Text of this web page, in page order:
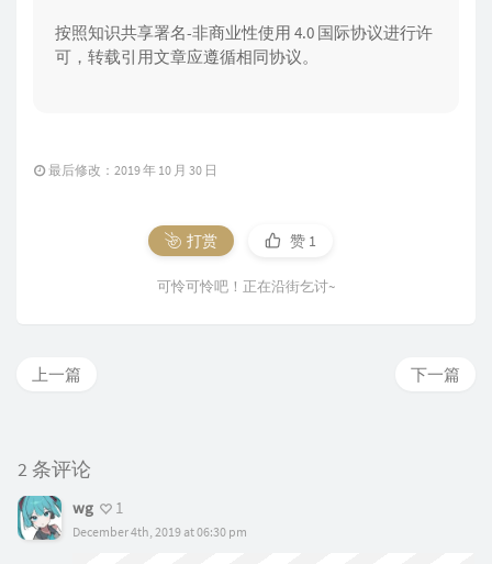
按照知识共享署名-非商业性使用 4.0 国际协议进行许
可，转载引用文章应遵循相同协议。
最后修改：2019 年 10 月 30 日
打赏 赞 1
可怜可怜吧！正在沿街乞讨~
下一篇
上一篇
2 条评论
wg 1
December 4th, 2019 at 06:30 pm